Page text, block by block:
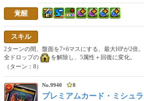
コンボ吸収無効スキル シールド破壊スキル
自傷スキル アシスト消滅スキル
軽減ループ 時間延長ループ
回復ループ
リーダースキル
覚醒
スキル
2ターンの間、盤面を7×6マスにする、最大HPが2倍。
全ドロップの
を解除し、5属性＋回復に変化。
（ターン：8）
No.9940 8
プレミアムカード・ミシュラ